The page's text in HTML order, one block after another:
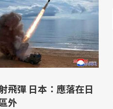
飛彈 日本：應落在日
外